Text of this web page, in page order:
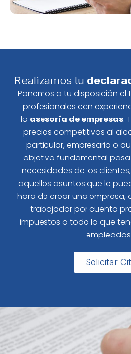
Realizamos tu
Ponemos a tu disposición
profesionales con
la asesoría de empresas.
precios competitivos al
particular, empresario o
objetivo fundamental
necesidades de los
aquellos asuntos que le
hora de crear una empresa,
trabajador por cuenta
impuestos o todo lo que
empleados.
Solicitar